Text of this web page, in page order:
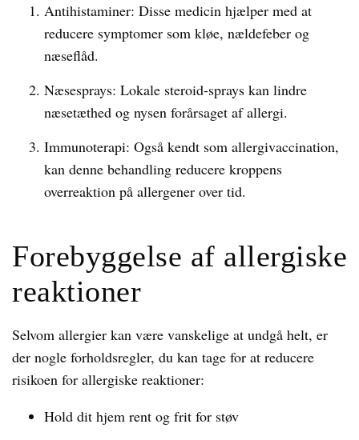
Antihistaminer: Disse medicin hjælper med at
reducere symptomer som kløe, nældefeber og
næseflåd.
Næsesprays: Lokale steroid-sprays kan lindre
næsetæthed og nysen forårsaget af allergi.
Immunoterapi: Også kendt som allergivaccination,
kan denne behandling reducere kroppens
overreaktion på allergener over tid.
Forebyggelse af allergiske
reaktioner
Selvom allergier kan være vanskelige at undgå helt, er
der nogle forholdsregler, du kan tage for at reducere
risikoen for allergiske reaktioner:
Hold dit hjem rent og frit for støv